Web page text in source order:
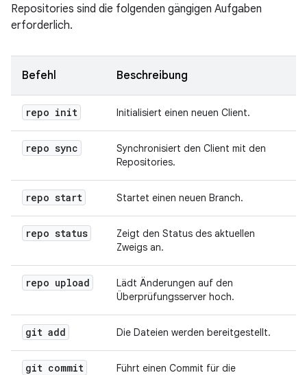
Repositories sind die folgenden gängigen Aufgaben
erforderlich.
Befehl Beschreibung
repo init Initialisiert einen neuen Client.
repo sync
Synchronisiert den Client mit den
Repositories.
repo start Startet einen neuen Branch.
repo status
Zeigt den Status des aktuellen
Zweigs an.
repo upload
Lädt Änderungen auf den
Überprüfungsserver hoch.
git add Die Dateien werden bereitgestellt.
git commit
Führt einen Commit für die